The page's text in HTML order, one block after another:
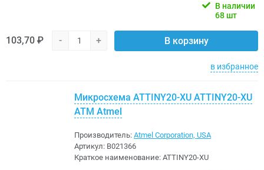
В наличии
68 шт
103,70 ₽ - + В корзину
в избранное
Микросхема ATTINY20-XU ATTINY20-XU
ATM Atmel
Производитель: Atmel Corporation, USA
Артикул: B021366
Краткое наименование: ATTINY20-XU